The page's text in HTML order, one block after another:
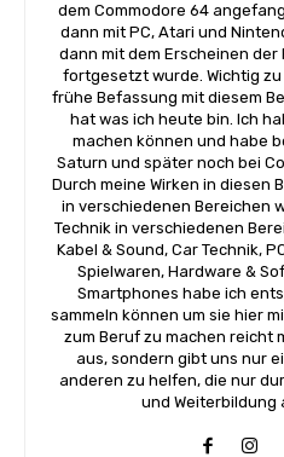
dem Commodore 64
dann mit PC, Atari und
dann mit dem Erscheinen
fortgesetzt wurde. Wichtig
frühe Befassung mit diesem
hat was ich heute bin. Ich
machen können und habe
Saturn und später noch bei
Durch meine Wirken in diesen
in verschiedenen Bereichen
Technik in verschiedenen
Kabel & Sound, Car Technik,
Spielwaren, Hardware &
Smartphones habe ich
sammeln können um sie hier
zum Beruf zu machen reicht
aus, sondern gibt uns nur
anderen zu helfen, die nur
und Weiterbildung